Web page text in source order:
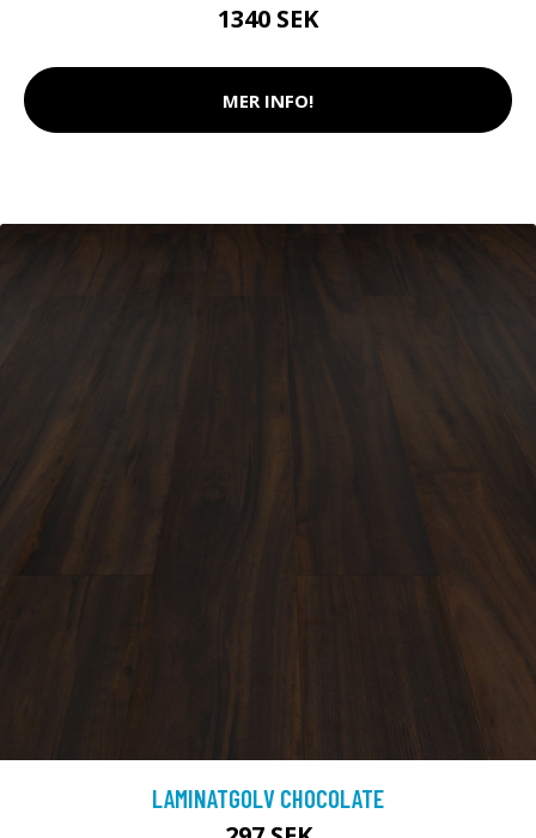
1340 SEK
MER INFO!
LAMINATGOLV CHOCOLATE